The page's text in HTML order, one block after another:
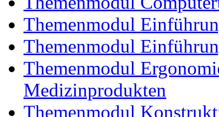
Themenmodul
Themenmodul
Themenmodul
Medizinprodukten
Themenmodul